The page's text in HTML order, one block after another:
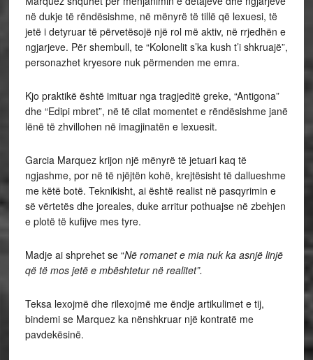
në dukje të rëndësishme, në mënyrë të tillë që lexuesi, të
jetë i detyruar të përvetësojë një rol më aktiv, në rrjedhën e
ngjarjeve. Për shembull, te “Kolonelit s’ka kush t’i shkruajë”,
personazhet kryesore nuk përmenden me emra.
Kjo praktikë është imituar nga tragjeditë greke, “Antigona”
dhe “Edipi mbret”, në të cilat momentet e rëndësishme janë
lënë të zhvillohen në imagjinatën e lexuesit.
Garcia Marquez krijon një mënyrë të jetuari kaq të
ngjashme, por në të njëjtën kohë, krejtësisht të dallueshme
me këtë botë. Teknikisht, ai është realist në pasqyrimin e
së vërtetës dhe joreales, duke arritur pothuajse në zbehjen
e plotë të kufijve mes tyre.
Madje ai shprehet se “Në romanet e mia nuk ka asnjë linjë
që të mos jetë e mbështetur në realitet”.
Teksa lexojmë dhe rilexojmë me ëndje artikulimet e tij,
bindemi se Marquez ka nënshkruar një kontratë me
pavdekësinë.